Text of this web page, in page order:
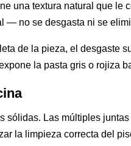
una textura natural que
— no se desgasta ni se
de la pieza, el desgaste
la pasta gris o rojiza
sólidas. Las múltiples
la limpieza correcta del